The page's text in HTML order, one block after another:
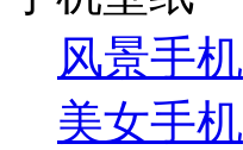
风景手机
美女手机